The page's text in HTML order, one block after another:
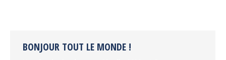
BONJOUR TOUT LE MONDE !